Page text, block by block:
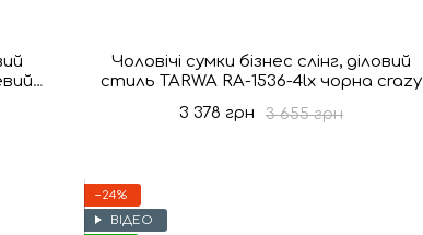
Чоловічі сумки бізнес слінг, діловий
стиль TARWA RA-1536-4lx чорна crazy
3 655 грн
3 378 грн
−24%
ВІДЕО